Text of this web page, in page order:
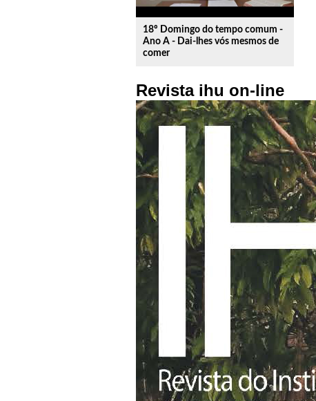
18º Domingo do tempo comum -
Ano A - Dai-lhes vós mesmos de
comer
Revista ihu on-line